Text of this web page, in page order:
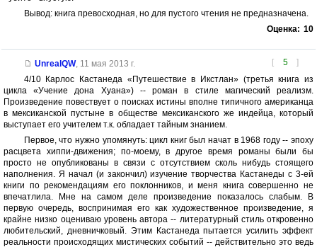
Вывод: книга превосходная, но для пустого чтения не предназначена.
Оценка: 10
[ 5 ]
UnrealQW, 11 мая 2013 г.
4/10 Карлос Кастанеда «Путешествие в Икстлан» (третья книга из
цикла «Учение дона Хуана») -- роман в стиле магический реализм.
Произведение повествует о поисках истины вполне типичного американца
в мексиканской пустыне в обществе мексиканского же индейца, который
выступает его учителем т.к. обладает тайным знанием.
Первое, что нужно упомянуть: цикл книг был начат в 1968 году -- эпоху
расцвета хиппи-движения; по-моему, в другое время романы были бы
просто не опубликованы в связи с отсутствием сколь нибудь стоящего
наполнения. Я начал (и закончил) изучение творчества Кастанеды с 3-ей
книги по рекомендациям его поклонников, и меня книга совершенно не
впечатлила. Мне на самом деле произведение показалось слабым. В
первую очередь, воспринимая его как художественное произведение, я
крайне низко оцениваю уровень автора -- литературный стиль откровенно
любительский, дневничковый. Этим Кастанеда пытается усилить эффект
реальности происходящих мистических событий -- действительно это ведь